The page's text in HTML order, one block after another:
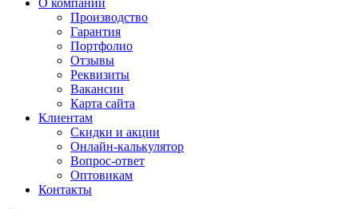
О компании
Производство
Гарантия
Портфолио
Отзывы
Реквизиты
Вакансии
Карта сайта
Клиентам
Скидки и акции
Онлайн-калькулятор
Вопрос-ответ
Оптовикам
Контакты